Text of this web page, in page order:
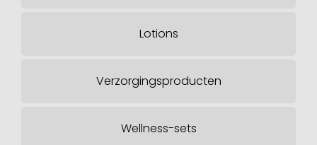
Lotions
Verzorgingsproducten
Wellness-sets